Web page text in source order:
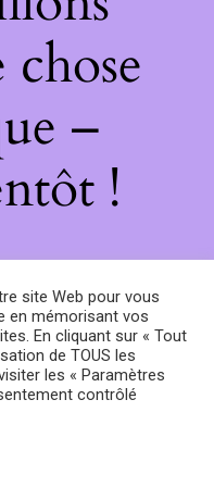
–
!
site Web pour vous
en mémorisant vos
En cliquant sur « Tout
de TOUS les
les « Paramètres
contrôlé